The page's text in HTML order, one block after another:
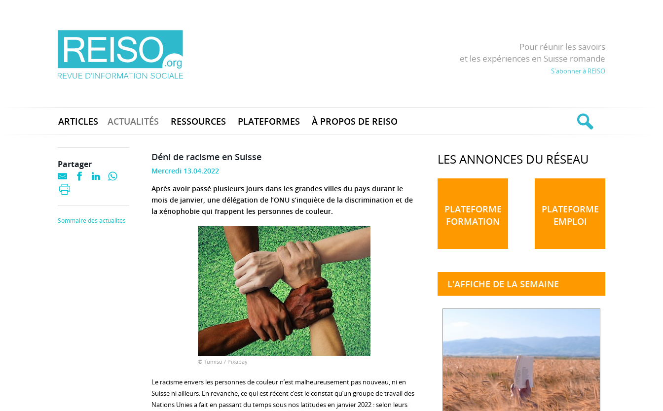
Pour réunir les savoirs
et les expériences en Suisse romande
S'abonner à REISO
ARTICLES ACTUALITÉS RESSOURCES PLATEFORMES À PROPOS DE REISO
Déni de racisme en Suisse
Mercredi 13.04.2022
Après avoir passé plusieurs jours dans les grandes villes du pays durant le
mois de janvier, une délégation de l’ONU s’inquiète de la discrimination et de
la xénophobie qui frappent les personnes de couleur.
© Tumisu / Pixabay
Le racisme envers les personnes de couleur n’est malheureusement pas nouveau, ni en
Suisse ni ailleurs. En revanche, ce qui est récent c’est le constat qu’un groupe de travail des
Nations Unies a fait en passant du temps sous nos latitudes en janvier 2022 : selon leurs
Partager
Sommaire des actualités
LES ANNONCES DU RÉSEAU
PLATEFORME
FORMATION
PLATEFORME
EMPLOI
L'AFFICHE DE LA SEMAINE